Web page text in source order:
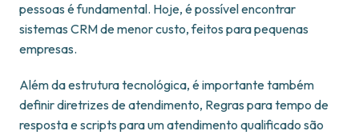
pessoas é fundamental. Hoje, é possível encontrar
sistemas CRM de menor custo, feitos para pequenas
empresas.
Além da estrutura tecnológica, é importante também
definir diretrizes de atendimento, Regras para tempo de
resposta e scripts para um atendimento qualificado são